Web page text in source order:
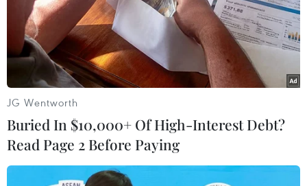
Tảo đặc quánh góc hồ Gươm, khu vực tập trung nhiều là góc
hồ trước cửa số nhà 47-49 đường Đinh Tiên Hoàng, quận Hoàn
Kiếm. (Ảnh: Mạnh Khánh/TTXVN)
JG Wentworth
Buried In $10,000+ Of High-Interest Debt?
Read Page 2 Before Paying